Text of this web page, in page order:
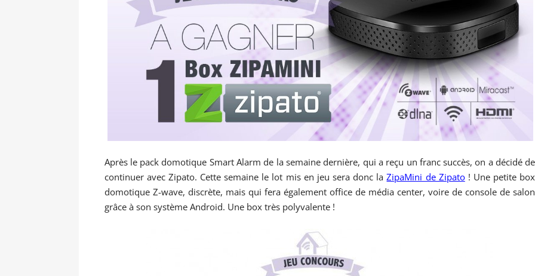
Après le pack domotique Smart Alarm de la semaine dernière, qui a reçu un franc succès, on a décidé de
continuer avec Zipato. Cette semaine le lot mis en jeu sera donc laZipaMini de Zipato! Une petite box
domotique Z-wave, discrète, mais qui fera également office de média center, voire de console de salon
grâce à son système Android. Une box très polyvalente !